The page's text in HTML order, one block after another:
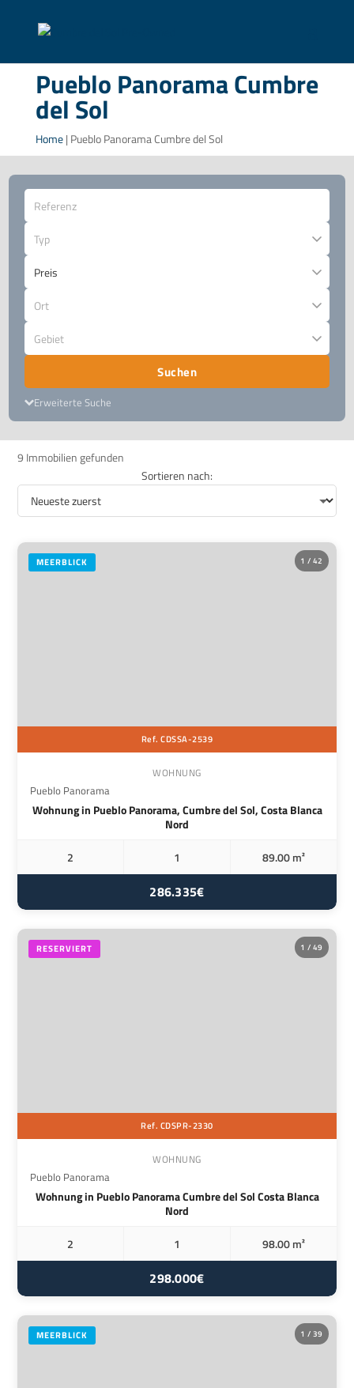
Pueblo Panorama Cumbre
del Sol
Home| Pueblo Panorama Cumbre del Sol
Typ
Ort
Gebiet
Suchen
Erweiterte Suche
9 Immobilien gefunden
Sortieren nach:
1 / 42
MEERBLICK
Ref. CDSSA-2539
WOHNUNG
Pueblo Panorama
Wohnung in Pueblo Panorama, Cumbre del Sol, Costa Blanca
Nord
2
1 89.00 m²
286.335€
1 / 49
RESERVIERT
Ref. CDSPR-2330
WOHNUNG
Pueblo Panorama
Wohnung in Pueblo Panorama Cumbre del Sol Costa Blanca
Nord
2
1 98.00 m²
298.000€
1 / 39
MEERBLICK